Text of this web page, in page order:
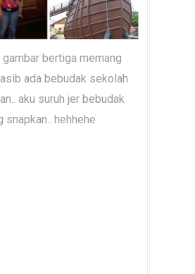
gambar bertiga memang
ada bebudak sekolah
aku suruh jer bebudak
snapkan.. hehhehe